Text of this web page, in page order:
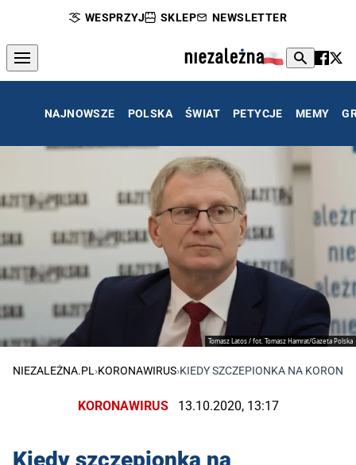
WESPRZYJ SKLEP NEWSLETTER
NAJNOWSZE POLSKA ŚWIAT PETYCJE MEMY
Tomasz Latos / fot. Tomasz Hamrat/Gazeta Polska
NIEZALEŻNA.PL›KORONAWIRUS›KIEDY SZCZEPIONKA NA
KORONAWIRUS 13.10.2020, 13:17
Kiedy szczepionka na